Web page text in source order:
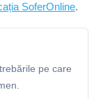
SoferOnline.
pe care